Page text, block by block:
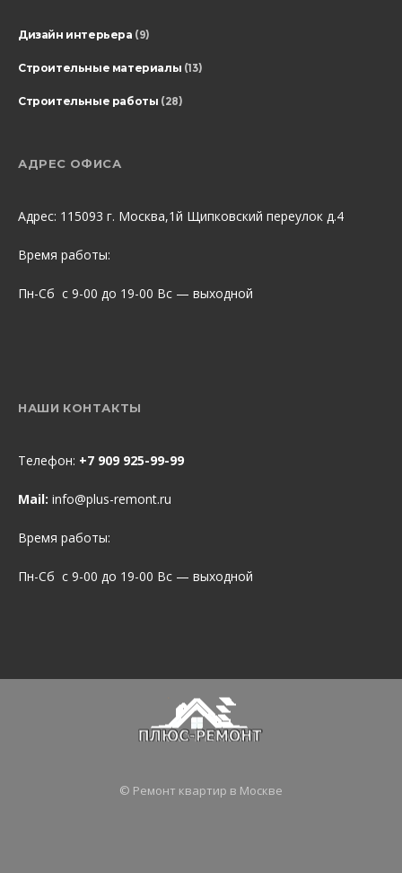
Дизайн интерьера (9)
Строительные материалы (13)
Строительные работы (28)
АДРЕС ОФИСА
Адрес: 115093 г. Москва,1й Щипковский переулок д.4
Время работы:
Пн-Сб с 9-00 до 19-00 Вс — выходной
НАШИ КОНТАКТЫ
Телефон: +7 909 925-99-99
Mail: info@plus-remont.ru
Время работы:
Пн-Сб с 9-00 до 19-00 Вс — выходной
© Ремонт квартир в Москве